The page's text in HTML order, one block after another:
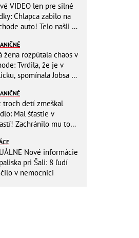
VIDEO len pre silné
Chlapca zabilo na
auto! Telo našli o
žena rozpútala chaos v
Tvrdila, že je v
spomínala Jobsa aj
troch detí zmeškal
Mal šťastie v
Zachránilo mu to
Nové informácie
pri Šali: 8 ľudí
v nemocnici